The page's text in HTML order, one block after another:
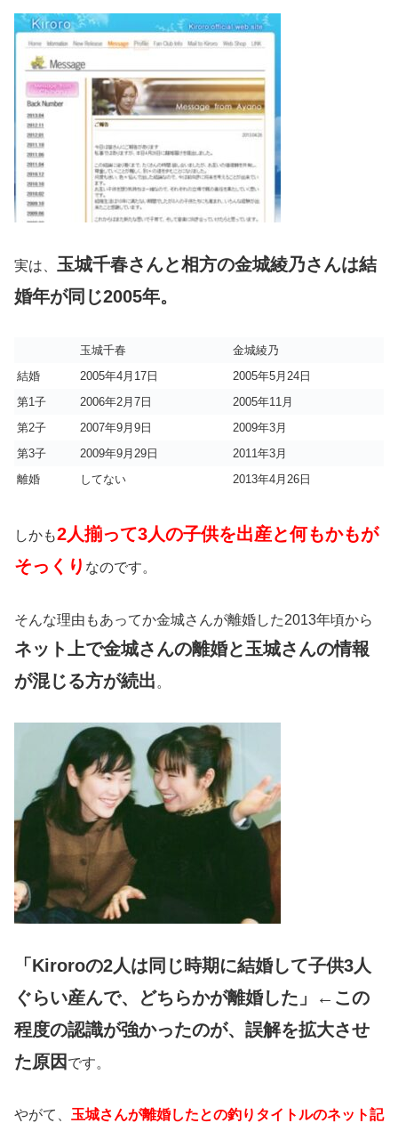
実は、 玉城千春さんと相方の金城綾乃さんは結
婚年が同じ2005年。
玉城千春
金城綾乃
結婚
2005年4月17日
2005年5月24日
第1子
2006年2月7日
2005年11月
第2子
2007年9月9日
2009年3月
第3子
2009年9月29日
2011年3月
離婚
してない 2013年4月26日
しかも2人揃って3人の子供を出産と何もかもが
そっくり なのです。
そんな理由もあってか金城さんが離婚した2013年頃から
ネット上で金城さんの離婚と玉城さんの情報
が混じる方が続出 。
「Kiroroの2人は同じ時期に結婚して子供3人
ぐらい産んで、どちらかが離婚した」←この
程度の認識が強かったのが、誤解を拡大させ
た原因 です。
やがて、 玉城さんが離婚したとの釣りタイトルのネット記